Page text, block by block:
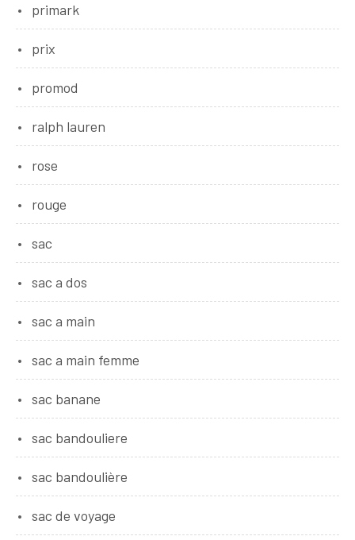
primark
prix
promod
ralph lauren
rose
rouge
sac
sac a dos
sac a main
sac a main femme
sac banane
sac bandouliere
sac bandoulière
sac de voyage